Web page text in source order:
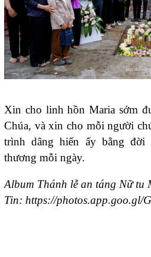
Xin cho linh hồn Maria sớm
Chúa, và xin cho mỗi người
trình dâng hiến ấy bằng đời
thương mỗi ngày.
Album Thánh lễ an táng Nữ
Tin: https://photos.app.goo.gl/